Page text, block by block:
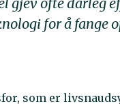
for å fange
som er